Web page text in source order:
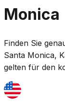
Monica
Finden Sie
Santa Monica,
gelten für den